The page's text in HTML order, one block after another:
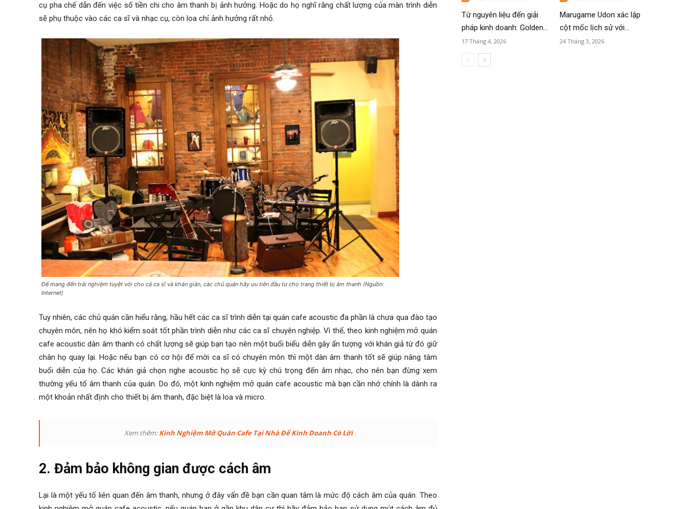
cụ pha chế dẫn đến việc số tiền chi cho âm thanh bị ảnh hưởng. Hoặc do họ nghĩ rằng chất lượng của màn trình diễn
sẽ phụ thuộc vào các ca sĩ và nhạc cụ, còn loa chỉ ảnh hưởng rất nhỏ.
Để mang đến trải nghiệm tuyệt vời cho cả ca sĩ và khán giản, các chủ quán hãy ưu tiên đầu tư cho trang thiết bị âm thanh (Nguồn:
Internet)
Tuy nhiên, các chủ quán cần hiểu rằng, hầu hết các ca sĩ trình diễn tại quán cafe acoustic đa phần là chưa qua đào tạo
chuyên môn, nên họ khó kiểm soát tốt phần trình diễn như các ca sĩ chuyên nghiệp. Vì thế, theo kinh nghiệm mở quán
cafe acoustic dàn âm thanh có chất lượng sẽ giúp bạn tạo nên một buổi biểu diễn gây ấn tượng với khán giả từ đó giữ
chân họ quay lại. Hoặc nếu bạn có cơ hội để mời ca sĩ có chuyên môn thì một dàn âm thanh tốt sẽ giúp nâng tâm
buổi diễn của họ. Các khán giả chọn nghe acoustic họ sẽ cực kỳ chú trọng đến âm nhạc, cho nên bạn đừng xem
thường yếu tố âm thanh của quán. Do đó, một kinh nghiệm mở quán cafe acoustic mà bạn cần nhớ chính là dành ra
một khoản nhất định cho thiết bị âm thanh, đặc biệt là loa và micro.
Xem thêm:Kinh Nghiệm Mở Quán Cafe Tại Nhà Để Kinh Doanh Có Lời
2. Đảm bảo không gian được cách âm
Lại là một yếu tố liên quan đến âm thanh, nhưng ở đây vấn đề bạn cần quan tâm là mức độ cách âm của quán. Theo
Từ nguyên liệu đến giải
pháp kinh doanh: Golden...
17 Tháng 4, 2026
Marugame Udon xác lập
cột mốc lịch sử với...
24 Tháng 3, 2026